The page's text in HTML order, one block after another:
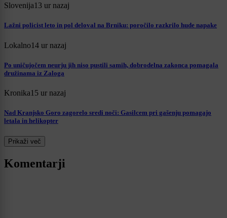
Slovenija13 ur nazaj
Lažni policist leto in pol deloval na Brniku: poročilo razkrilo hude napake
Lokalno14 ur nazaj
Po uničujočem neurju jih niso pustili samih, dobrodelna zakonca pomagala
družinama iz Zaloga
Kronika15 ur nazaj
Nad Kranjsko Goro zagorelo sredi noči: Gasilcem pri gašenju pomagajo
letala in helikopter
Prikaži več
Komentarji